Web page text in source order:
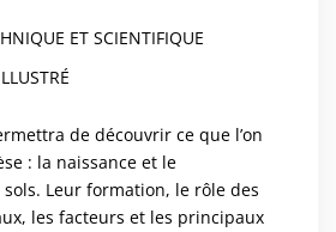
ET SCIENTIFIQUE
de découvrir ce que l’on
: la naissance et le
Leur formation, le rôle des
les facteurs et les principaux